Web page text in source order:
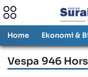
Home Ekonomi &
Vespa 946